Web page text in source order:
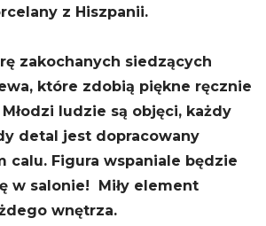
z Hiszpanii.
zakochanych siedzących
które zdobią piękne ręcznie
ludzie są objęci, każdy
detal jest dopracowany
calu. Figura wspaniale będzie
w salonie! Miły element
wnętrza.